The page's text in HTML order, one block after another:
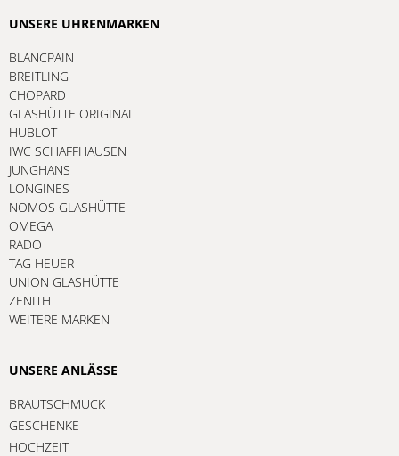
UNSERE UHRENMARKEN
BLANCPAIN
BREITLING
CHOPARD
GLASHÜTTE ORIGINAL
HUBLOT
IWC SCHAFFHAUSEN
JUNGHANS
LONGINES
NOMOS GLASHÜTTE
OMEGA
RADO
TAG HEUER
UNION GLASHÜTTE
ZENITH
WEITERE MARKEN
UNSERE ANLÄSSE
BRAUTSCHMUCK
GESCHENKE
HOCHZEIT